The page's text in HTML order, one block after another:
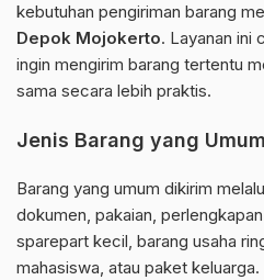
kebutuhan pengiriman barang
Depok Mojokerto. Layanan ini
ingin mengirim barang tertentu
sama secara lebih praktis.
Jenis Barang yang
Barang yang umum dikirim
dokumen, pakaian,
sparepart kecil, barang usaha
mahasiswa, atau paket